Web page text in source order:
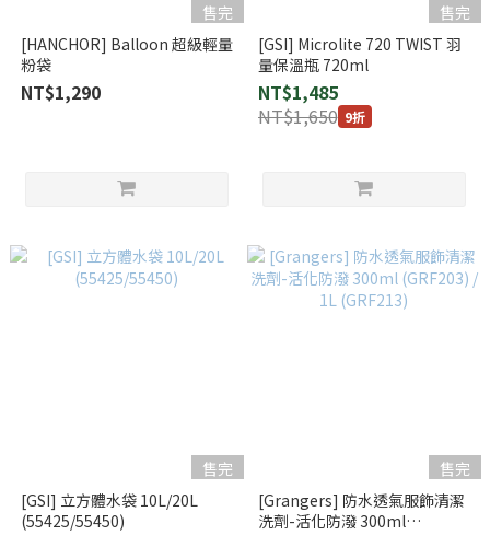
售完
[HANCHOR] Balloon 超級輕量
粉袋
NT$1,290
售完
[GSI] Microlite 720 TWIST 羽
量保溫瓶 720ml
NT$1,485
NT$1,650 9折
售完
[GSI] 立方體水袋 10L/20L
(55425/55450)
售完
[Grangers] 防水透氣服飾清潔
洗劑-活化防潑 300ml